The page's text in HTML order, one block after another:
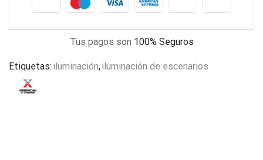
Tus pagos son 100% Seguros
Etiquetas: iluminación,iluminación de escenarios